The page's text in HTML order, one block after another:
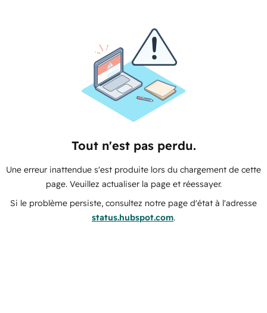
Tout n'est pas perdu.
Une erreur inattendue s'est produite lors du chargement de cette
page. Veuillez actualiser la page et réessayer.
Si le problème persiste, consultez notre page d'état à l'adresse
status.hubspot.com.